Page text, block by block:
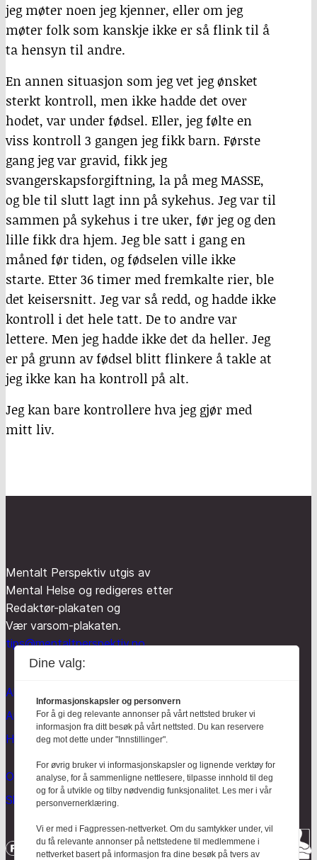
jeg møter noen jeg kjenner, eller om jeg
møter folk som kanskje ikke er så flink til å
ta hensyn til andre.
En annen situasjon som jeg vet jeg ønsket
sterkt kontroll, men ikke hadde det over
hodet, var under fødsel. Eller, jeg følte en
viss kontroll 3 gangen jeg fikk barn. Første
gang jeg var gravid, fikk jeg
svangerskapsforgiftning, la på megMASSE,
og ble til slutt lagt inn på sykehus. Jeg var til
sammen på sykehus i tre uker, før jeg og den
lille fikk dra hjem. Jeg ble satt i gang en
måned før tiden, og fødselen ville ikke
starte. Etter 36 timer med fremkalte rier, ble
det keisersnitt. Jeg var så redd, og hadde ikke
kontroll i det hele tatt. De to andre var
lettere. Men jeg hadde ikke det da heller. Jeg
er på grunn av fødsel blitt flinkere å takle at
jeg ikke kan ha kontroll på alt.
Jeg kan bare kontrollere hva jeg gjør med
mitt liv.
Mentalt Perspektiv utgis av
Mental Helse og redigeres etter
Redaktør-plakaten og
Vær varsom-plakaten.
tips@mentaltperspektiv.no
Aktuelt
Anmeldt
Hodebry
Om oss
Skrive for Hodebry
Dine valg:
Informasjonskapsler og personvern
For å gi deg relevante annonser på vårt nettsted bruker vi
informasjon fra ditt besøk på vårt nettsted. Du kan reservere
deg mot dette under "Innstillinger".
For øvrig bruker vi informasjonskapsler og lignende verktøy for
analyse, for å sammenligne nettlesere, tilpasse innhold til deg
og for å utvikle og tilby nødvendig funksjonalitet. Les mer i vår
personvernerklæring.
Vi er med i Fagpressen-nettverket. Om du samtykker under, vil
du få relevante annonser på nettstedene til medlemmene i
nettverket basert på informasjon fra dine besøk på tvers av